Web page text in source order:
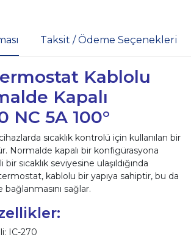
Taksit / Ödeme Seçenekleri
Kablolu
Kapalı
NC 5A 100°
sıcaklık kontrolü için kullanılan bir
Normalde kapalı bir konfigürasyona
sıcaklık seviyesine ulaşıldığında
kablolu bir yapıya sahiptir, bu da
bağlanmasını sağlar.
IC-270